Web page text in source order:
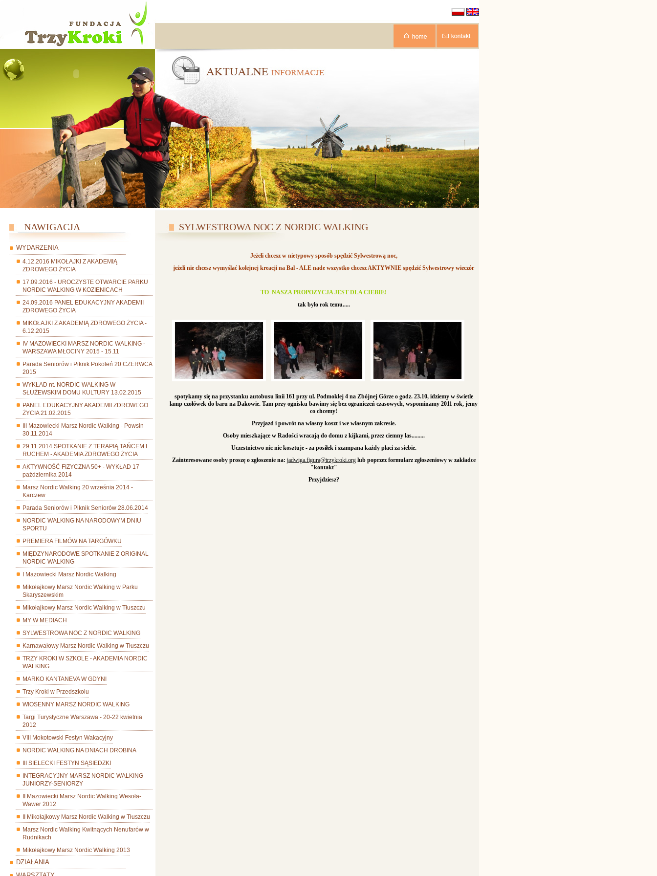
NAWIGACJA
WYDARZENIA
4.12.2016 MIKOŁAJKI Z AKADEMIĄ
ZDROWEGO ŻYCIA
17.09.2016 - UROCZYSTE OTWARCIE PARKU
NORDIC WALKING W KOZIENICACH
24.09.2016 PANEL EDUKACYJNY AKADEMII
ZDROWEGO ŻYCIA
MIKOŁAJKI Z AKADEMIĄ ZDROWEGO ŻYCIA -
6.12.2015
IV MAZOWIECKI MARSZ NORDIC WALKING -
WARSZAWA MŁOCINY 2015 - 15.11
Parada Seniorów i Piknik Pokoleń 20 CZERWCA
2015
WYKŁAD nt. NORDIC WALKING W
SŁUŻEWSKIM DOMU KULTURY 13.02.2015
PANEL EDUKACYJNY AKADEMII ZDROWEGO
ŻYCIA 21.02.2015
III Mazowiecki Marsz Nordic Walking - Powsin
30.11.2014
29.11.2014 SPOTKANIE Z TERAPIĄ TAŃCEM I
RUCHEM - AKADEMIA ZDROWEGO ŻYCIA
AKTYWNOŚĆ FIZYCZNA 50+ - WYKŁAD 17
października 2014
Marsz Nordic Walking 20 września 2014 -
Karczew
Parada Seniorów i Piknik Seniorów 28.06.2014
NORDIC WALKING NA NARODOWYM DNIU
SPORTU
PREMIERA FILMÓW NA TARGÓWKU
MIĘDZYNARODOWE SPOTKANIE Z ORIGINAL
NORDIC WALKING
I Mazowiecki Marsz Nordic Walking
Mikołajkowy Marsz Nordic Walking w Parku
Skaryszewskim
Mikołajkowy Marsz Nordic Walking w Tłuszczu
MY W MEDIACH
SYLWESTROWA NOC Z NORDIC WALKING
Karnawałowy Marsz Nordic Walking w Tłuszczu
TRZY KROKI W SZKOLE - AKADEMIA NORDIC
WALKING
MARKO KANTANEVA W GDYNI
Trzy Kroki w Przedszkolu
WIOSENNY MARSZ NORDIC WALKING
Targi Turystyczne Warszawa - 20-22 kwietnia
2012
VIII Mokotowski Festyn Wakacyjny
NORDIC WALKING NA DNIACH DROBINA
III SIELECKI FESTYN SĄSIEDZKI
INTEGRACYJNY MARSZ NORDIC WALKING
JUNIORZY-SENIORZY
II Mazowiecki Marsz Nordic Walking Wesoła-
Wawer 2012
II Mikołajkowy Marsz Nordic Walking w Tłuszczu
Marsz Nordic Walking Kwitnących Nenufarów w
Rudnikach
Mikołajkowy Marsz Nordic Walking 2013
DZIAŁANIA
SYLWESTROWA NOC Z NORDIC WALKING
Jeżeli chcesz w nietypowy sposób spędzić Sylwestrową noc,
jeżeli nie chcesz wymyślać kolejnej kreacji na Bal - ALE nade wszystko chcesz AKTYWNIE spędzić Sylwestrowy wieczór
TO NASZA PROPOZYCJA JEST DLA CIEBIE!
tak było rok temu.....
spotykamy się na przystanku autobusu linii 161 przy ul. Podmokłej 4 na Zbójnej Górze o godz. 23.10, idziemy w świetle
lamp czołówek do baru na Dakowie. Tam przy ognisku bawimy się bez ograniczeń czasowych, wspominamy 2011 rok, jemy
co chcemy!
Przyjazd i powrót na własny koszt i we własnym zakresie.
Osoby mieszkające w Radości wracają do domu z kijkami, przez ciemny las.........
Uczestnictwo nic nie kosztuje - za posiłek i szampana każdy płaci za siebie.
Zainteresowane osoby proszę o zgłoszenie na: jadwiga.figura@trzykroki.orglub poprzez formularz zgłoszeniowy w zakładce
"kontakt"
Przyjdziesz?